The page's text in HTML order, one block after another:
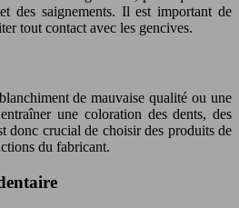
des saignements. Il est important de
tout contact avec les gencives.
de mauvaise qualité ou une
une coloration des dents, des
donc crucial de choisir des produits de
du fabricant.